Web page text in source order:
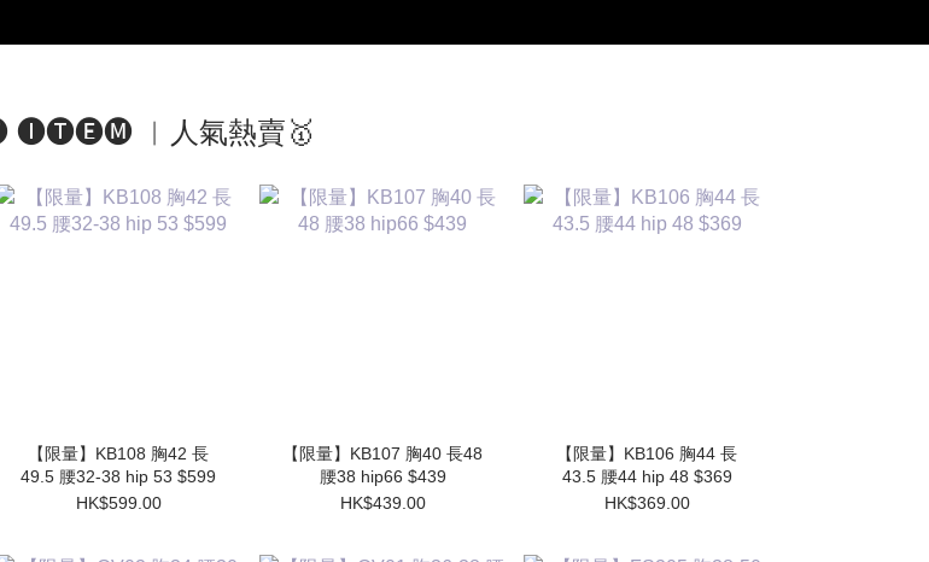
︱人氣熱賣🥇
【限量】KB108 胸42 長
49.5 腰32-38 hip 53 $599
HK$599.00
【限量】KB107 胸40 長48
腰38 hip66 $439
HK$439.00
【限量】KB106 胸44 長
43.5 腰44 hip 48 $369
HK$369.00